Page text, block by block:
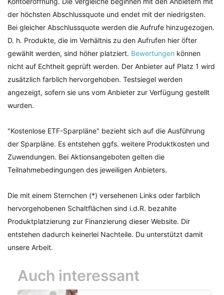
der höchsten Abschlussquote und endet mit der niedrigsten.
Bei gleicher Abschlussquote werden die Aufrufe hinzugezogen.
D. h. Produkte, die im Verhältnis zu den Aufrufen hier öfter
gewählt werden, sind höher platziert. Bewertungen können
nicht auf Echtheit geprüft werden. Der Anbieter auf Platz 1 wird
zusätzlich farblich hervorgehoben. Testsiegel werden
angezeigt, sofern sie uns vom Anbieter zur Verfügung gestellt
wurden.
"Kostenlose ETF-Sparpläne" bezieht sich auf die Ausführung
der Sparpläne. Es entstehen ggfs. weitere Produktkosten und
Zuwendungen. Bei Aktionsangeboten gelten die
Teilnahmebedingungen des jeweiligen Anbieters.
Die mit einem Sternchen (*) versehenen Links oder farblich
hervorgehobenen Schaltflächen sind i.d.R. bezahlte
Produktplatzierung zur Finanzierung dieser Website. Dir
entstehen dadurch keinerlei Nachteile. Du unterstützt damit
unsere Arbeit.
Auch interessant